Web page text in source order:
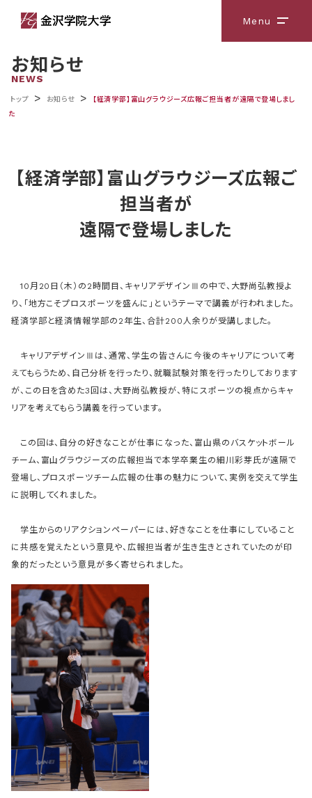
Menu メニ
お知らせ
NEWS
トップ > お知らせ >
【経済学部】富山グラウジーズ広報ご担当者が遠隔で登場しまし
た
【経済学部】富山グラウジーズ広報ご
担当者が
遠隔で登場しました
10月20日（木）の2時間目、キャリアデザインⅢの中で、大野尚弘教授よ
り、「地方こそプロスポーツを盛んに」というテーマで講義が行われました。
経済学部と経済情報学部の2年生、合計200人余りが受講しました。
キャリアデザインⅢは、通常、学生の皆さんに今後のキャリアについて考
えてもらうため、自己分析を行ったり、就職試験対策を行ったりしております
が、この日を含めた3回は、大野尚弘教授が、特にスポーツの視点からキャ
リアを考えてもらう講義を行っています。
この回は、自分の好きなことが仕事になった、富山県のバスケットボール
チーム、富山グラウジーズの広報担当で本学卒業生の細川彩芽氏が遠隔で
登場し、プロスポーツチーム広報の仕事の魅力について、実例を交えて学生
に説明してくれました。
学生からのリアクションペーパーには、好きなことを仕事にしていること
に共感を覚えたという意見や、広報担当者が生き生きとされていたのが印
象的だったという意見が多く寄せられました。